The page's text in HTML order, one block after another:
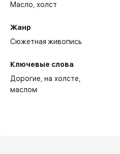
Масло,холст
Жанр
Сюжетная живопись
Ключевые слова
Дорогие на холсте
маслом